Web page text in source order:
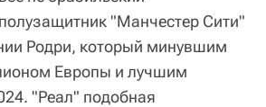
"Манчестер Сити"
Родри, который минувшим
Европы и лучшим
"Реал" подобная